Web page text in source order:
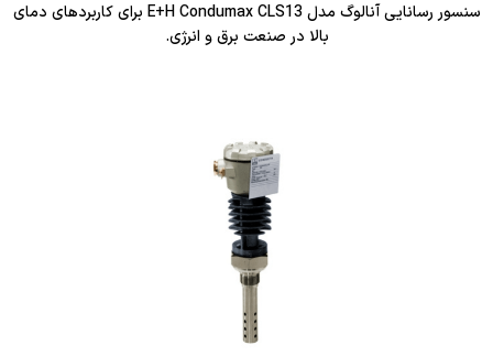
سنسور رسانایی آنالوگ مدل E+H Condumax CLS13 برای کاربردهای دمای
بالا در صنعت برق و انرژی.